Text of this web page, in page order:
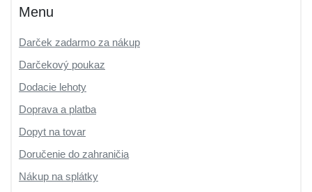
Menu
Darček zadarmo za nákup
Darčekový poukaz
Dodacie lehoty
Doprava a platba
Dopyt na tovar
Doručenie do zahraničia
Nákup na splátky